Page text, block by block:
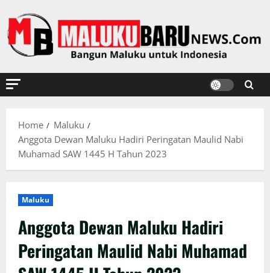
to
content
Home
Maluku
Anggota Dewan Maluku Hadiri Peringatan Maulid Nabi
Muhamad SAW 1445 H Tahun 2023
Maluku
Anggota Dewan Maluku Hadiri
Peringatan Maulid Nabi Muhamad